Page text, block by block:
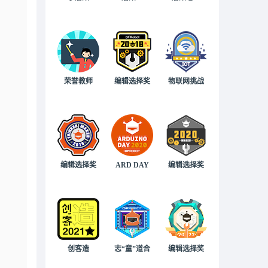
荣誉教师 编辑选择奖 物联网挑战
编辑选择奖 ARD DAY 编辑选择奖
创客造 志“童”道合 编辑选择奖